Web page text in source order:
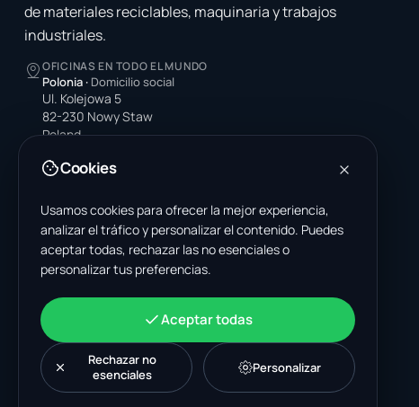
de materiales reciclables, maquinaria y trabajos
industriales.
OFICINAS EN TODO EL MUNDO
Polonia · Domicilio social
Ul. Kolejowa 5
82-230 Nowy Staw
Poland
Estados Unidos
Pinellas Park, FL 33781-3536
United States
India
A-199, Sector 63
Noida, Uttar Pradesh 201301
India
+48 606 662 650
support@wastemarkt.com
office@wastemarkt.com
Cookies
Usamos cookies para ofrecer la mejor experiencia,
analizar el tráfico y personalizar el contenido. Puedes
aceptar todas, rechazar las no esenciales o
personalizar tus preferencias.
Aceptar todas
Rechazar no
esenciales
Personalizar